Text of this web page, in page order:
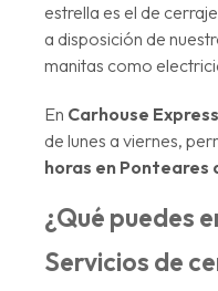
estrella es el de
a disposición de
manitas como
En Carhouse Express
de lunes a viernes,
horas en Ponteares
¿Qué puedes
Servicios de